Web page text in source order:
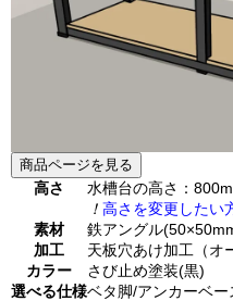
商品ページを見る
高さ
水槽台の高さ：
！ 高さを変更したい
素材
鉄アングル
加工
天板穴あけ加工（オ
カラー
さび止め塗装(黒)
選べる仕様ベタ脚/アンカーベ